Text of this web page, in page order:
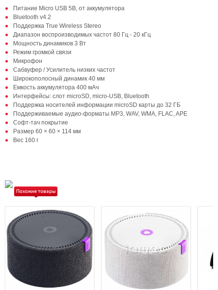
Питание Micro USB 5B, от аккумулятора
Bluetooth v4.2
Поддержка True Wireless Stereo
Диапазон воспроизводимых частот 80 Гц - 20 кГц
Мощность динамиков 3 Вт
Режим громкой связи
Микрофон
Сабвуфер / Усилитель низких частот
Широкополосный динамик 40 мм
Емкость аккумулятора 400 мАч
Интерфейсы: слот microSD, micro-USB, Bluetooth
Поддержка носителей информации microSD карты до 32 ГБ
Поддерживаемые аудио-форматы MP3, WAV, WMA, FLAC, APE
Софт-тач покрытие
Размер 60 × 60 × 114 мм
Вес 160 г
Похожие товары